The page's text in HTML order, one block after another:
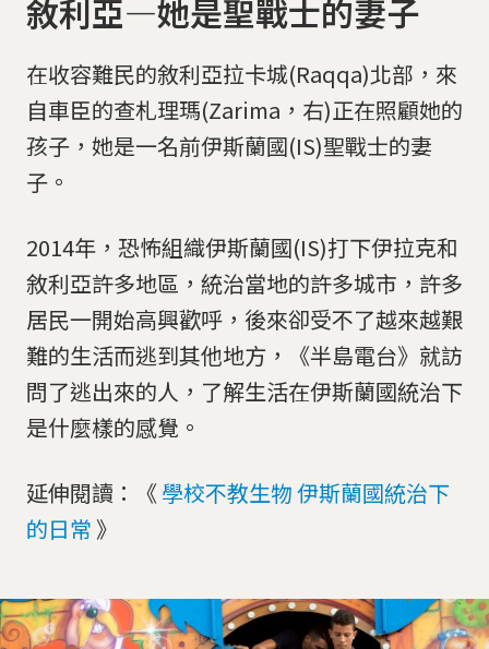
敘利亞—她是聖戰士的妻子
在收容難民的敘利亞拉卡城(Raqqa)北部，來
自車臣的查札理瑪(Zarima，右)正在照顧她的
孩子，她是一名前伊斯蘭國(IS)聖戰士的妻
子。
2014年，恐怖組織伊斯蘭國(IS)打下伊拉克和
敘利亞許多地區，統治當地的許多城市，許多
居民一開始高興歡呼，後來卻受不了越來越艱
難的生活而逃到其他地方，《半島電台》就訪
問了逃出來的人，了解生活在伊斯蘭國統治下
是什麼樣的感覺。
延伸閱讀：《 學校不教生物 伊斯蘭國統治下
的日常 》